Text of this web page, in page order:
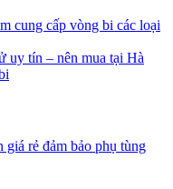
cung cấp vòng bi các loại
uy tín – nên mua tại Hà